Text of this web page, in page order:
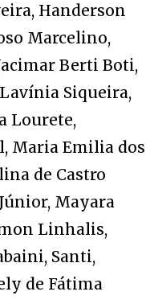
Handerson
Marcelino,
Berti Boti,
Siqueira,
Lourete,
Maria Emilia dos
de Castro
Mayara
Linhalis,
Santi,
de Fátima